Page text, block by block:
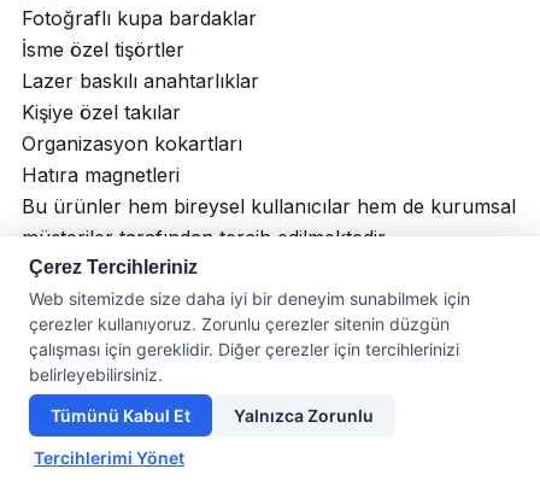
Fotoğraflı kupa bardaklar
İsme özel tişörtler
Lazer baskılı anahtarlıklar
Kişiye özel takılar
Organizasyon kokartları
Hatıra magnetleri
Bu ürünler hem bireysel kullanıcılar hem de kurumsal
müşteriler tarafından tercih edilmektedir.
Hediye Panayırı’nda
Sizi Neler Bekliyor?
Hediye Panayırı, farklı yaş gruplarına ve özel günlere
uygun geniş bir kişiye özel ürün koleksiyonu
sunmaktadır.
Çerez Tercihleriniz
Web sitemizde size daha iyi bir deneyim sunabilmek için
çerezler kullanıyoruz. Zorunlu çerezler sitenin düzgün
çalışması için gereklidir. Diğer çerezler için tercihlerinizi
belirleyebilirsiniz.
Tümünü Kabul Et
Yalnızca Zorunlu
Tercihlerimi Yönet